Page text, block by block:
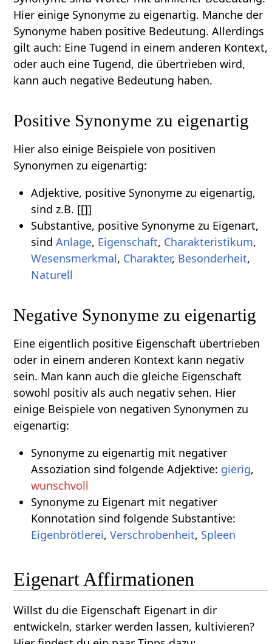
Hier einige Synonyme zu eigenartig. Manche der
Synonyme haben positive Bedeutung. Allerdings
gilt auch: Eine Tugend in einem anderen Kontext,
oder auch eine Tugend, die übertrieben wird,
kann auch negative Bedeutung haben.
Positive Synonyme zu eigenartig
Hier also einige Beispiele von positiven
Synonymen zu eigenartig:
Adjektive, positive Synonyme zu eigenartig,
sind z.B. [[]]
Substantive, positive Synonyme zu Eigenart,
sind Anlage, Eigenschaft, Charakteristikum,
Wesensmerkmal, Charakter, Besonderheit,
Naturell
Negative Synonyme zu eigenartig
Eine eigentlich positive Eigenschaft übertrieben
oder in einem anderen Kontext kann negativ
sein. Man kann auch die gleiche Eigenschaft
sowohl positiv als auch negativ sehen. Hier
einige Beispiele von negativen Synonymen zu
eigenartig:
Synonyme zu eigenartig mit negativer
Assoziation sind folgende Adjektive: gierig,
wunschvoll
Synonyme zu Eigenart mit negativer
Konnotation sind folgende Substantive:
Eigenbrötlerei, Verschrobenheit, Spleen
Eigenart Affirmationen
Willst du die Eigenschaft Eigenart in dir
entwickeln, stärker werden lassen, kultivieren?